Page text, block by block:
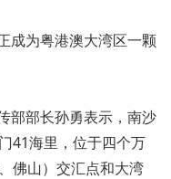
为粤港澳大湾区一颗
部长孙勇表示，南沙
41海里，位于四个万
佛山）交汇点和大湾